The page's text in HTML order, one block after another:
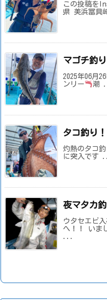
この投稿を
県 美浜冨
マゴチ釣り
2025年06月
ンリー
潮
タコ釣り！
灼熱のタコ釣
に突入です
夜マタカ
ウタセエビ
へ！！ いま
...